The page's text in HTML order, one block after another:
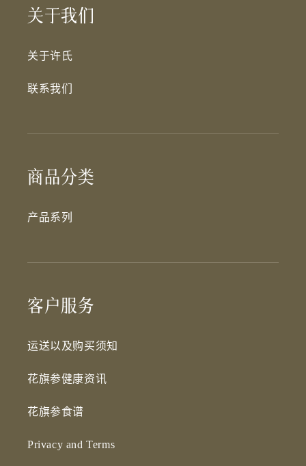
关于我们
关于许氏
联系我们
商品分类
产品系列
客户服务
运送以及购买须知
花旗参健康资讯
花旗参食谱
Privacy and Terms